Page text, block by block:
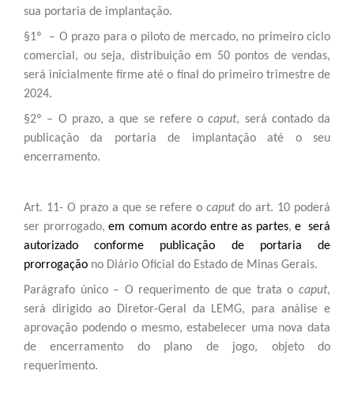
sua portaria de implantação.
§1º – O prazo para o piloto de mercado, no primeiro ciclo
comercial, ou seja, distribuição em 50 pontos de vendas,
será inicialmente firme até o final do primeiro trimestre de
2024.
§2º – O prazo, a que se refere ocaput, será contado da
publicação da portaria de implantação até o seu
encerramento.
Art. 11- O prazo a que se refere ocaputdo art. 10 poderá
ser prorrogado, em comum acordo entre as partes, e será
autorizado conforme publicação de portaria de
prorrogação no Diário Oficial do Estado de Minas Gerais.
Parágrafo único – O requerimento de que trata o caput,
será dirigido ao Diretor-Geral da LEMG, para análise e
aprovação podendo o mesmo, estabelecer uma nova data
de encerramento do plano de jogo, objeto do
requerimento.